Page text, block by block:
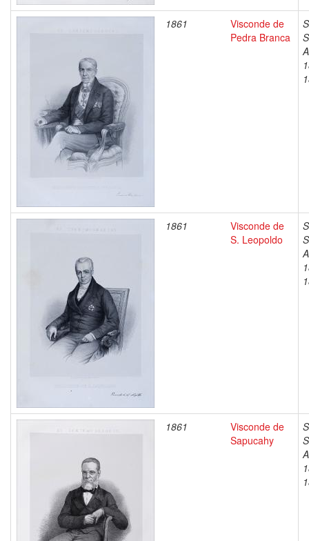
1861
Visconde de
Pedra Branca
1861
Visconde de
S. Leopoldo
1861
Visconde de
Sapucahy